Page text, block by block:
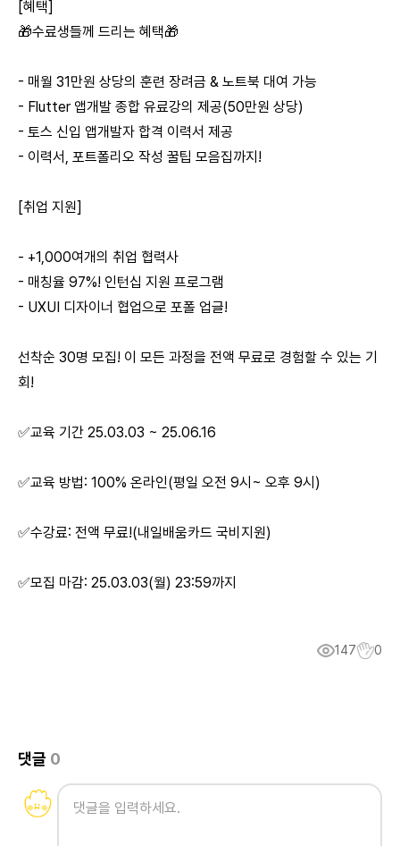
[혜택]
🎁수료생들께 드리는 혜택🎁
- 매월 31만원 상당의 훈련 장려금 & 노트북 대여 가능
- Flutter 앱개발 종합 유료강의 제공(50만원 상당)
- 토스 신입 앱개발자 합격 이력서 제공
- 이력서, 포트폴리오 작성 꿀팁 모음집까지!
[취업 지원]
- +1,000여개의 취업 협력사
- 매칭율 97%! 인턴십 지원 프로그램
- UXUI 디자이너 협업으로 포폴 업글!
선착순 30명 모집! 이 모든 과정을 전액 무료로 경험할 수 있는 기
회!
✅교육 기간 25.03.03 ~ 25.06.16
✅교육 방법: 100% 온라인(평일 오전 9시~ 오후 9시)
✅수강료: 전액 무료!(내일배움카드 국비지원)
✅모집 마감: 25.03.03(월) 23:59까지
147 0
댓글 0